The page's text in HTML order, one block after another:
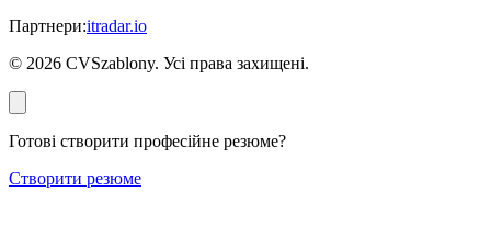
Партнери:itradar.io
© 2026 CVSzablony. Усі права захищені.
Готові створити професійне резюме?
Створити резюме